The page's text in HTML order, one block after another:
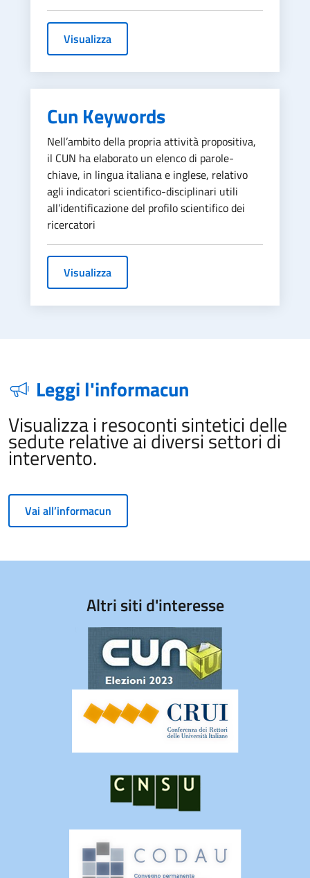
Visualizza
Cun Keywords
Nell’ambito della propria attività propositiva,
il CUN ha elaborato un elenco di parole-
chiave, in lingua italiana e inglese, relativo
agli indicatori scientifico-disciplinari utili
all’identificazione del profilo scientifico dei
ricercatori
Visualizza
Leggi l'informacun
Visualizza i resoconti sintetici delle
sedute relative ai diversi settori di
intervento.
Vai all’informacun
Altri siti d'interesse